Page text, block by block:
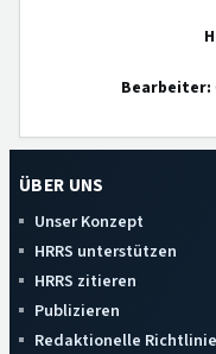
Bearbeiter:
ÜBER UNS
Unser Konzept
HRRS unterstützen
HRRS zitieren
Publizieren
Redaktionelle